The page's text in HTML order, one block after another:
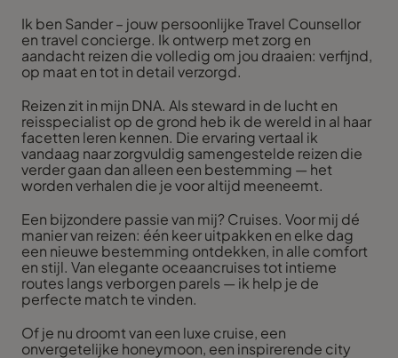
Ik ben Sander – jouw persoonlijke Travel Counsellor
en travel concierge. Ik ontwerp met zorg en
aandacht reizen die volledig om jou draaien: verfijnd,
op maat en tot in detail verzorgd.
Reizen zit in mijn DNA. Als steward in de lucht en
reisspecialist op de grond heb ik de wereld in al haar
facetten leren kennen. Die ervaring vertaal ik
vandaag naar zorgvuldig samengestelde reizen die
verder gaan dan alleen een bestemming — het
worden verhalen die je voor altijd meeneemt.
Een bijzondere passie van mij? Cruises. Voor mij dé
manier van reizen: één keer uitpakken en elke dag
een nieuwe bestemming ontdekken, in alle comfort
en stijl. Van elegante oceaancruises tot intieme
routes langs verborgen parels — ik help je de
perfecte match te vinden.
Of je nu droomt van een luxe cruise, een
onvergetelijke honeymoon, een inspirerende city